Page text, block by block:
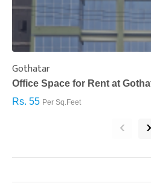
Gothatar
Office Space for Rent at
Rs. 55 Per Sq.Feet
‹ ›